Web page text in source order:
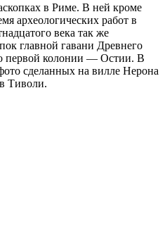
в Риме. В ней кроме
археологических работ в
века так же
главной гавани Древнего
первой колонии — Остии. В
сделанных на вилле Нерона
Тиволи.